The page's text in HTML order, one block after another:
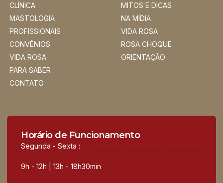
CLÍNICA
MASTOLOGIA
PROFISSIONAIS
CONVÊNIOS
VIDA ROSA
PARA SABER
CONTATO
MITOS E DICAS
NA MÍDIA
VIDA ROSA
ROSA CHOQUE
ORIENTAÇÃO
Horário de Funcionamento
Segunda - Sexta :
9h - 12h | 13h - 18h30min